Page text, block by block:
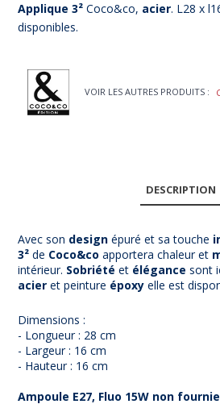
Applique 3² Coco&co, acier. L28 x
disponibles.
VOIR LES AUTRES PRODUITS :
DESCRIPTION
Avec son design épuré et sa touche
3² de Coco&co apportera chaleur et
intérieur. Sobriété et élégance sont
acier et peinture époxy elle est
Dimensions :
- Longueur : 28 cm
- Largeur : 16 cm
- Hauteur : 16 cm
Ampoule E27, Fluo 15W non